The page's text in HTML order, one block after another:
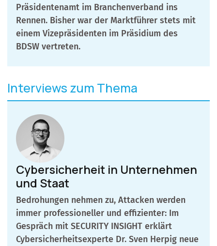
Präsidentenamt im Branchenverband ins
Rennen. Bisher war der Marktführer stets mit
einem Vizepräsidenten im Präsidium des
BDSW vertreten.
Interviews zum Thema
Cybersicherheit in Unternehmen
und Staat
Bedrohungen nehmen zu, Attacken werden
immer professioneller und effizienter: Im
Gespräch mit SECURITY INSIGHT erklärt
Cybersicherheitsexperte Dr. Sven Herpig neue